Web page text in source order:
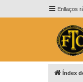
Enllaços
Índex